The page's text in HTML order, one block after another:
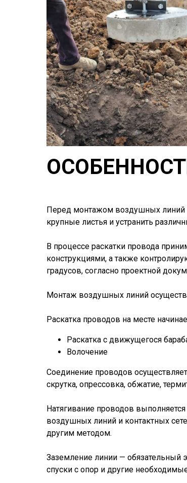
Перед монтажом воздушных линий
крупные листья и устранить
В процессе раскатки провода
конструкциями, а также
градусов, согласно проектной
Монтаж воздушных линий
Раскатка проводов на месте
Раскатка с движущегося
Волочение
Соединение проводов
скрутка, опрессовка, обжатие,
Натягивание проводов
воздушных линий и контактных
другим методом.
Заземление линии — обязательный
спуски с опор и другие